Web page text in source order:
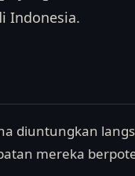
Indonesia.
diuntungkan
mereka